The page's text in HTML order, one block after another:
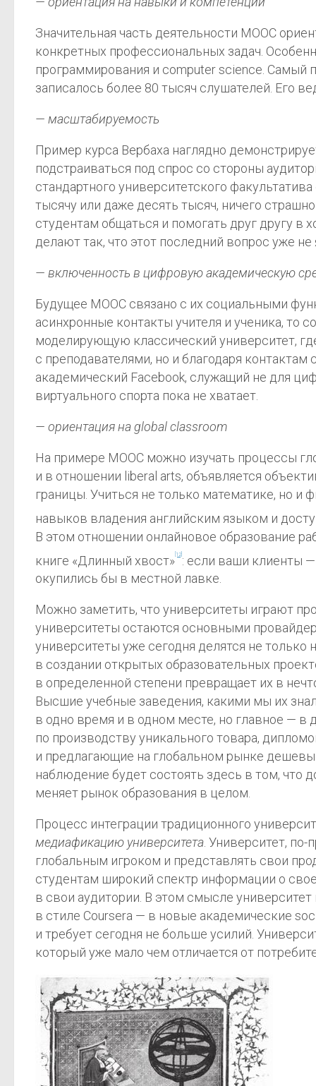
Значительная часть деятельности MOOC
конкретных профессиональных задач.
программирования и computer science. Самый
записалось более 80 тысяч слушателей. Его
— масштабируемость
Пример курса Вербаха наглядно
подстраиваться под спрос со стороны
стандартного университетского
тысячу или даже десять тысяч, ничего
студентам общаться и помогать друг другу в
делают так, что этот последний вопрос уже
— включенность в цифровую академическую
Будущее MOOC связано с их социальными
асинхронные контакты учителя и ученика,
моделирующую классический университет,
с преподавателями, но и благодаря
академический Facebook, служащий не для
виртуального спорта пока не хватает.
— ориентация на global classroom
На примере MOOC можно изучать процессы
и в отношении liberal arts, объявляется
границы. Учиться не только математике, но и
навыков владения английским языком и
В этом отношении онлайновое образование
книге «Длинный хвост» [12] : если ваши клиенты
окупились бы в местной лавке.
Можно заметить, что университеты играют
университеты остаются основными
университеты уже сегодня делятся не
в создании открытых образовательных
в определенной степени превращает их в
Высшие учебные заведения, какими мы их
в одно время и в одном месте, но главное — в
по производству уникального товара,
и предлагающие на глобальном рынке
наблюдение будет состоять здесь в том,
меняет рынок образования в целом.
Процесс интеграции традиционного
медиафикацию университета. Университет,
глобальным игроком и представлять свои
студентам широкий спектр информации о
в свои аудитории. В этом смысле
в стиле Coursera — в новые академические
и требует сегодня не больше усилий.
который уже мало чем отличается от